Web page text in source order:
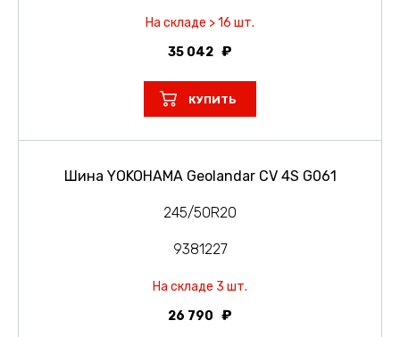
На складе > 16 шт.
35 042
КУПИТЬ
Шина YOKOHAMA Geolandar CV 4S G061
245/50R20
9381227
На складе 3 шт.
26 790